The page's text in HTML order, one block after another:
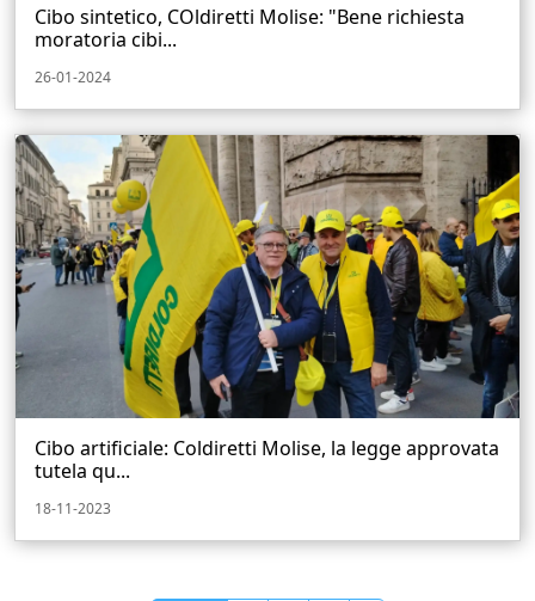
Cibo sintetico, COldiretti Molise: "Bene richiesta
moratoria cibi...
26-01-2024
Cibo artificiale: Coldiretti Molise, la legge approvata
tutela qu...
18-11-2023